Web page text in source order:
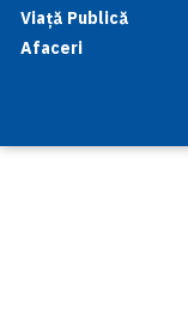
Viață Publică
Afaceri